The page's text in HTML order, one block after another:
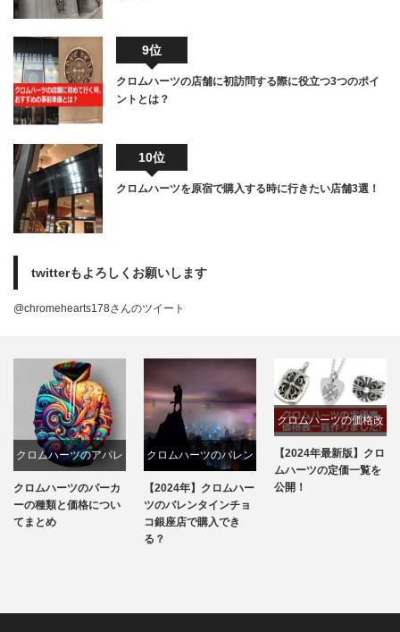
9位
クロムハーツの店舗に初訪問する際に役立つ3つのポイ
ントとは？
10位
クロムハーツを原宿で購入する時に行きたい店舗3選！
twitterもよろしくお願いします
@chromehearts178さんのツイート
クロムハーツのバレン
タインチョコ
【2024年】クロムハー
ツのバレンタインチョ
コ銀座店で購入でき
クロムハーツの価格改
定
【2024年最新版】クロ
ムハーツの定価一覧を
公開！
クロムハーツ路面店一
【2024年最新】クロム